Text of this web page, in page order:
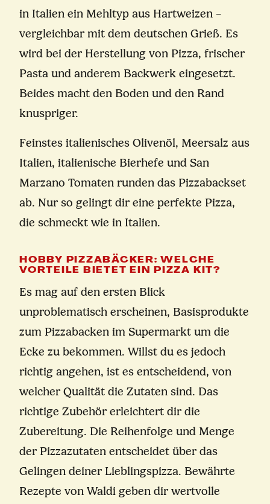
in Italien ein Mehltyp aus Hartweizen –
vergleichbar mit dem deutschen Grieß. Es
wird bei der Herstellung von Pizza, frischer
Pasta und anderem Backwerk eingesetzt.
Beides macht den Boden und den Rand
knuspriger.
Feinstes italienisches Olivenöl, Meersalz aus
Italien, italienische Bierhefe und San
Marzano Tomaten runden das Pizzabackset
ab. Nur so gelingt dir eine perfekte Pizza,
die schmeckt wie in Italien.
HOBBY PIZZABÄCKER: WELCHE
VORTEILE BIETET EIN PIZZA KIT?
Es mag auf den ersten Blick
unproblematisch erscheinen, Basisprodukte
zum Pizzabacken im Supermarkt um die
Ecke zu bekommen. Willst du es jedoch
richtig angehen, ist es entscheidend, von
welcher Qualität die Zutaten sind. Das
richtige Zubehör erleichtert dir die
Zubereitung. Die Reihenfolge und Menge
der Pizzazutaten entscheidet über das
Gelingen deiner Lieblingspizza. Bewährte
Rezepte von Waldi geben dir wertvolle